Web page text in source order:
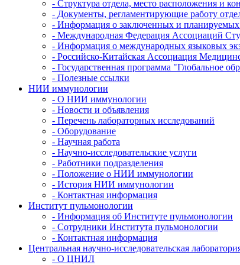
- Структура отдела, место расположения и
- Документы, регламентирующие работу
- Информация о заключенных и
- Международная Федерация Ассоциаций
- Информация о международных языковых
- Российско-Китайская Ассоциация
- Государственная программа "Глобальное
- Полезные ссылки
НИИ иммунологии
- О НИИ иммунологии
- Новости и объявления
- Перечень лабораторных исследований
- Оборудование
- Научная работа
- Научно-исследовательские услуги
- Работники подразделения
- Положение о НИИ иммунологии
- История НИИ иммунологии
- Контактная информация
Институт пульмонологии
- Информация об Институте пульмонологии
- Сотрудники Института пульмонологии
- Контактная информация
Центральная научно-исследовательская
- О ЦНИЛ